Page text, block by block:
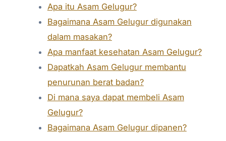
Apa itu Asam Gelugur?
Bagaimana Asam Gelugur digunakan
dalam masakan?
Apa manfaat kesehatan Asam Gelugur?
Dapatkah Asam Gelugur membantu
penurunan berat badan?
Di mana saya dapat membeli Asam
Gelugur?
Bagaimana Asam Gelugur dipanen?